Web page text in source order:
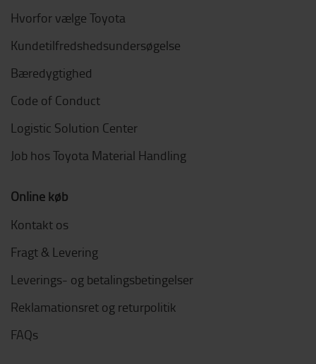
Hvorfor vælge Toyota
Kundetilfredshedsundersøgelse
Bæredygtighed
Code of Conduct
Logistic Solution Center
Job hos Toyota Material Handling
Online køb
Kontakt os
Fragt & Levering
Leverings- og betalingsbetingelser
Reklamationsret og returpolitik
FAQs